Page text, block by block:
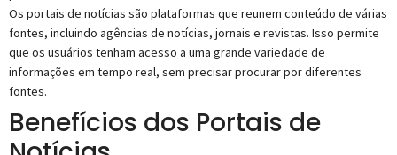
Os portais de notícias são plataformas que reunem conteúdo de várias
fontes, incluindo agências de notícias, jornais e revistas. Isso permite
que os usuários tenham acesso a uma grande variedade de
informações em tempo real, sem precisar procurar por diferentes
fontes.
Benefícios dos Portais de